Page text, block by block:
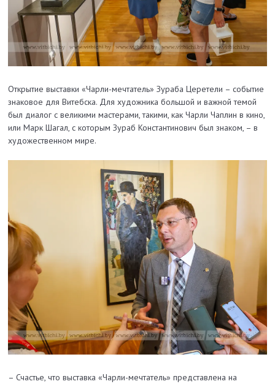
Открытие выставки «Чарли-мечтатель» Зураба Церетели – событие
знаковое для Витебска. Для художника большой и важной темой
был диалог с великими мастерами, такими, как Чарли Чаплин в кино,
или Марк Шагал, с которым Зураб Константинович был знаком, – в
художественном мире.
– Счастье, что выставка «Чарли-мечтатель» представлена на